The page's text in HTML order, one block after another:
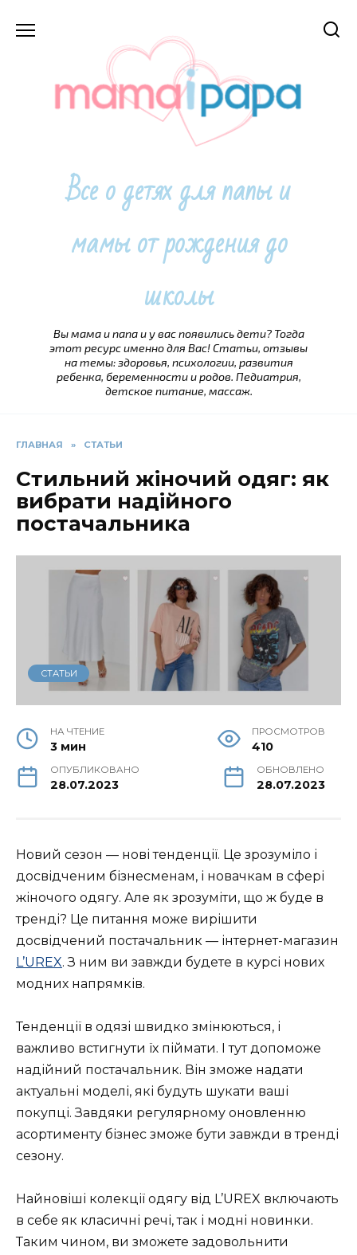
Все о детях для папы и
мамы от рождения до
школы
Вы мама и папа и у вас появились дети? Тогда
этот ресурс именно для Вас! Статьи, отзывы
на темы: здоровья, психологии, развития
ребенка, беременности и родов. Педиатрия,
детское питание, массаж.
ГЛАВНАЯ » СТАТЬИ
Стильний жіночий одяг: як
вибрати надійного
постачальника
СТАТЬИ
НА ЧТЕНИЕ
3 мин
ПРОСМОТРОВ
410
ОПУБЛИКОВАНО
28.07.2023
ОБНОВЛЕНО
28.07.2023
Новий сезон — нові тенденції. Це зрозуміло і
досвідченим бізнесменам, і новачкам в сфері
жіночого одягу. Але як зрозуміти, що ж буде в
тренді? Це питання може вирішити
досвідчений постачальник — інтернет-магазин
L’UREX. З ним ви завжди будете в курсі нових
модних напрямків.
Тенденції в одязі швидко змінюються, і
важливо встигнути їх піймати. І тут допоможе
надійний постачальник. Він зможе надати
актуальні моделі, які будуть шукати ваші
покупці. Завдяки регулярному оновленню
асортименту бізнес зможе бути завжди в тренді
сезону.
Найновіші колекції одягу від L’UREX включають
в себе як класичні речі, так і модні новинки.
Таким чином, ви зможете задовольнити